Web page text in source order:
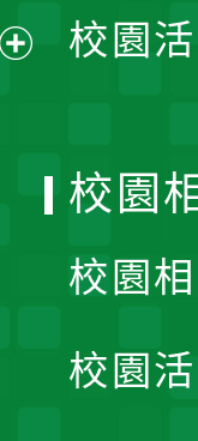
單
校園
校園
校園
校園